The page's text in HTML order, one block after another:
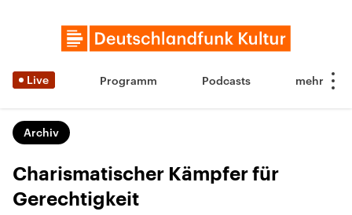
Live Programm Podcasts
Archiv
Charismatischer Kämpfer für
Gerechtigkeit